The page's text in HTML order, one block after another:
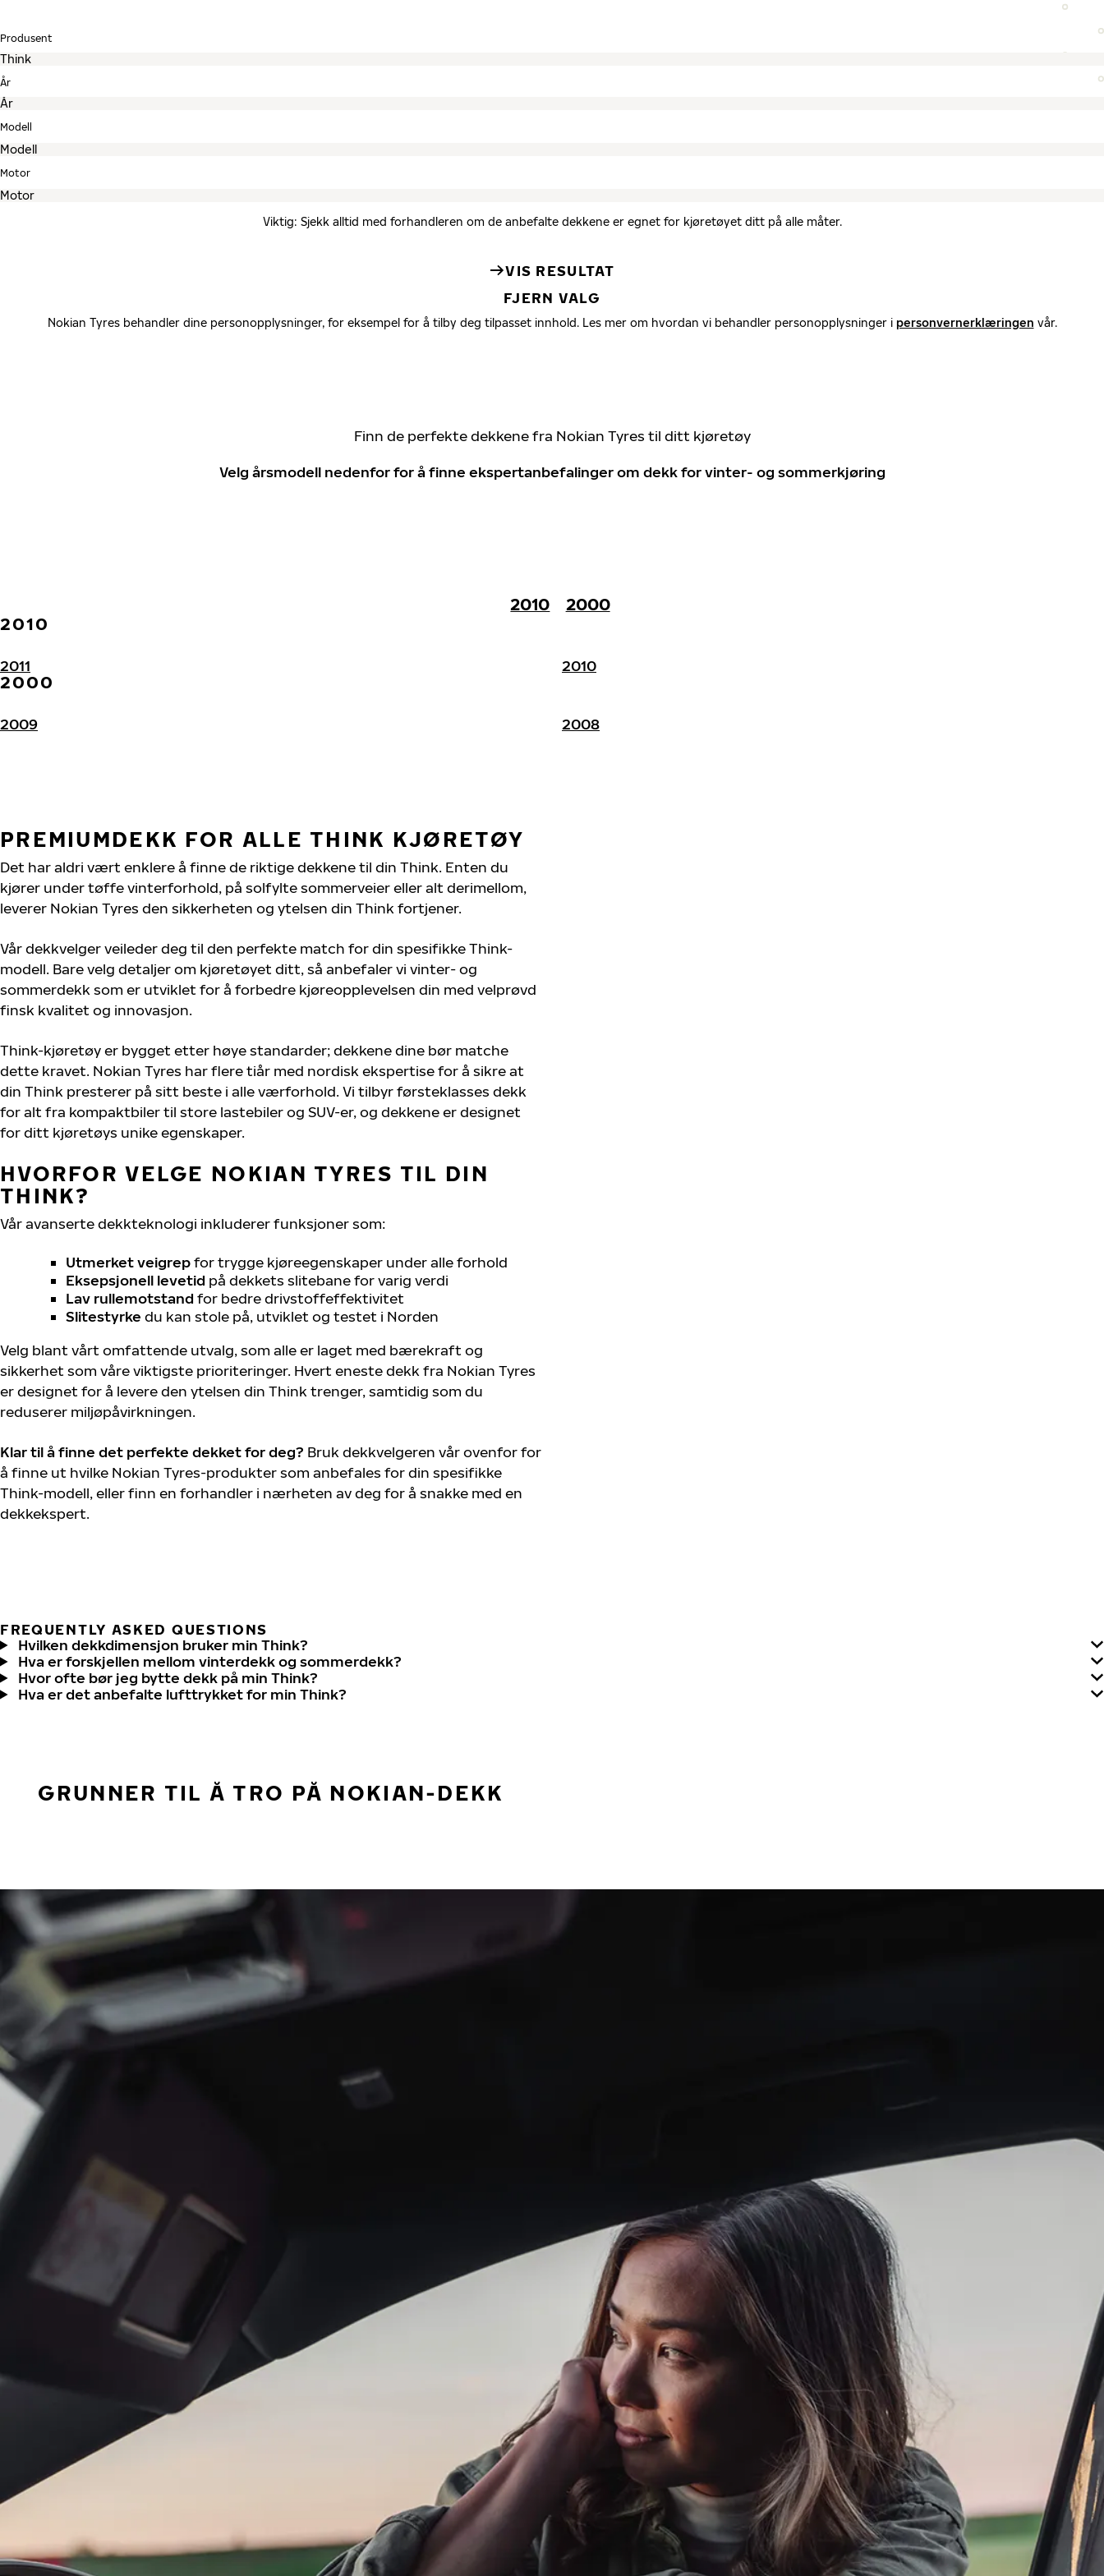
Produsent
År
Modell
Motor
Viktig: Sjekk alltid med forhandleren om de anbefalte dekkene er egnet for kjøretøyet ditt på alle måter.
VIS RESULTAT
FJERN VALG
Nokian Tyres behandler dine personopplysninger, for eksempel for å tilby deg tilpasset innhold. Les mer om hvordan vi behandler personopplysninger i personvernerklæringen vår.
Finn de perfekte dekkene fra Nokian Tyres til ditt kjøretøy
Velg årsmodell nedenfor for å finne ekspertanbefalinger om dekk for vinter- og sommerkjøring
2010
2000
2010
2011 2010
2000
2009 2008
PREMIUMDEKK FOR ALLE THINK KJØRETØY
Det har aldri vært enklere å finne de riktige dekkene til din Think. Enten du
kjører under tøffe vinterforhold, på solfylte sommerveier eller alt derimellom,
leverer Nokian Tyres den sikkerheten og ytelsen din Think fortjener.
Vår dekkvelger veileder deg til den perfekte match for din spesifikke Think-
modell. Bare velg detaljer om kjøretøyet ditt, så anbefaler vi vinter- og
sommerdekk som er utviklet for å forbedre kjøreopplevelsen din med velprøvd
finsk kvalitet og innovasjon.
Think-kjøretøy er bygget etter høye standarder; dekkene dine bør matche
dette kravet. Nokian Tyres har flere tiår med nordisk ekspertise for å sikre at
din Think presterer på sitt beste i alle værforhold. Vi tilbyr førsteklasses dekk
for alt fra kompaktbiler til store lastebiler og SUV-er, og dekkene er designet
for ditt kjøretøys unike egenskaper.
HVORFOR VELGE NOKIAN TYRES TIL DIN
THINK?
Vår avanserte dekkteknologi inkluderer funksjoner som:
Utmerket veigrepfor trygge kjøreegenskaper under alle forhold
Eksepsjonell levetid på dekkets slitebane for varig verdi
Lav rullemotstand for bedre drivstoffeffektivitet
Slitestyrke du kan stole på, utviklet og testet i Norden
Velg blant vårt omfattende utvalg, som alle er laget med bærekraft og
sikkerhet som våre viktigste prioriteringer. Hvert eneste dekk fra Nokian Tyres
er designet for å levere den ytelsen din Think trenger, samtidig som du
reduserer miljøpåvirkningen.
Klar til å finne det perfekte dekket for deg? Bruk dekkvelgeren vår ovenfor for
å finne ut hvilke Nokian Tyres-produkter som anbefales for din spesifikke
Think-modell, eller finn en forhandler i nærheten av deg for å snakke med en
dekkekspert.
FREQUENTLY ASKED QUESTIONS
Hvilken dekkdimensjon bruker min Think?
Hva er forskjellen mellom vinterdekk og sommerdekk?
Hvor ofte bør jeg bytte dekk på min Think?
Hva er det anbefalte lufttrykket for min Think?
GRUNNER TIL Å TRO PÅ NOKIAN-DEKK